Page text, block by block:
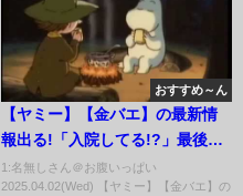
おすすめ～ん
【ヤミー】【金バエ】の最新情
報出る!「入院してる!?」最後の
配信からもうすぐ一ヶ月 4月2日
1:名無しさん＠お腹いっぱい
2025.04.02(Wed) 【ヤミー】【金バエ】の